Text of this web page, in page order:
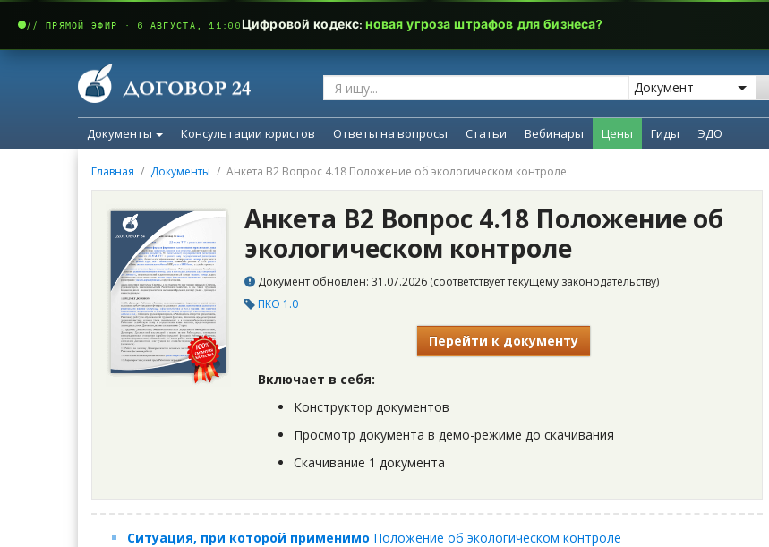
Документы Консультации юристов Ответы на вопросы Статьи Вебинары Цены Гиды ЭДО
Главная Документы Анкета В2 Вопрос 4.18 Положение об экологическом контроле
Анкета В2 Вопрос 4.18 Положение об
экологическом контроле
Документ обновлен: 31.07.2026 (соответствует текущему законодательству)
ПКО 1.0
Перейти к документу
Включает в себя:
Конструктор документов
Просмотр документа в демо-режиме до скачивания
Скачивание 1 документа
Ситуация, при которой применимо Положение об экологическом контроле​​​​​​​
// ПРЯМОЙ ЭФИР · 6 АВГУСТА, 11:00Цифровой кодекс:новая угроза штрафов для бизнеса?